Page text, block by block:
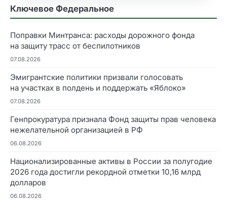
Ключевое Федеральное
Поправки Минтранса: расходы дорожного фонда
на защиту трасс от беспилотников
07.08.2026
Эмигрантские политики призвали голосовать
на участках в полдень и поддержать «Яблоко»
07.08.2026
Генпрокуратура признала Фонд защиты прав человека
нежелательной организацией в РФ
06.08.2026
Национализированные активы в России за полугодие
2026 года достигли рекордной отметки 10,16 млрд
долларов
06.08.2026